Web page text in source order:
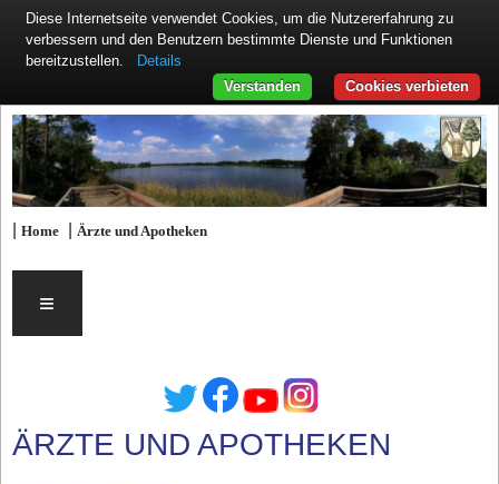
|Home |Ärzte und Apotheken
≡
ÄRZTE UND APOTHEKEN
Diese Internetseite verwendet Cookies, um die Nutzererfahrung zu
verbessern und den Benutzern bestimmte Dienste und Funktionen
bereitzustellen.
Details
Cookies verbieten
Verstanden